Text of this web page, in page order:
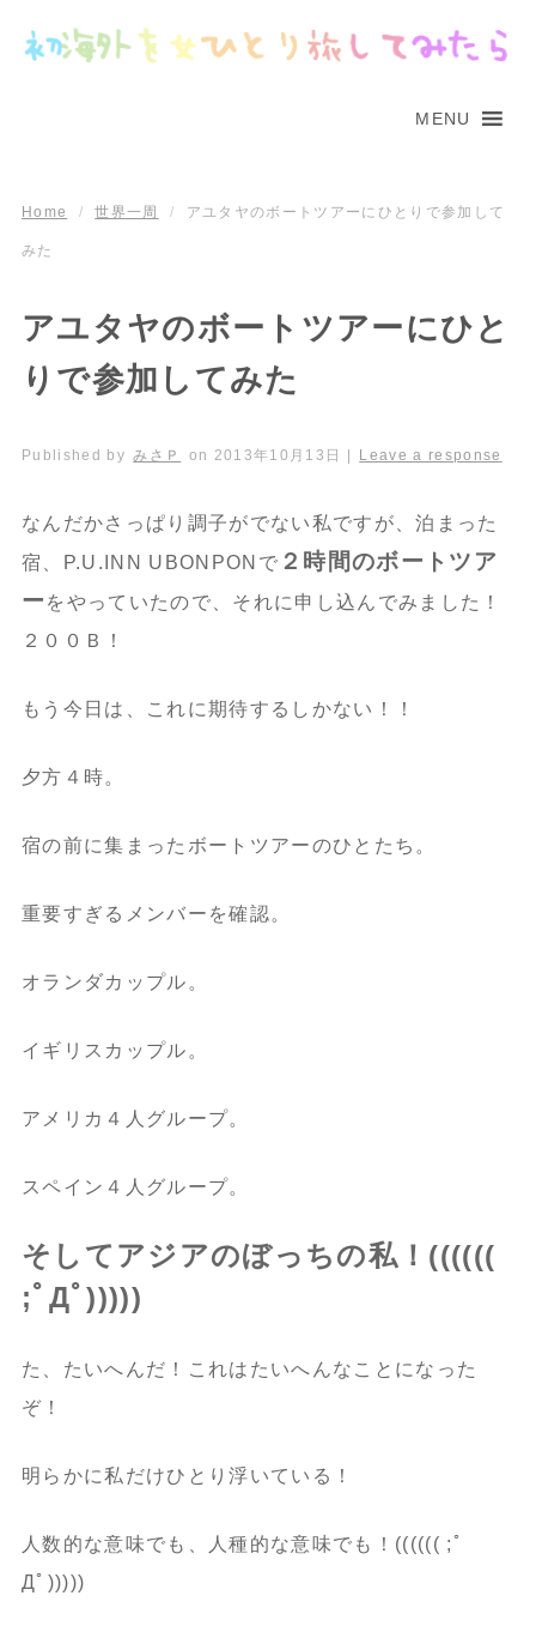
MENU
Home / 世界一周 / アユタヤのボートツアーにひとりで参加して
みた
アユタヤのボートツアーにひと
りで参加してみた
Published by みさＰ on 2013年10月13日 | Leave a response
なんだかさっぱり調子がでない私ですが、泊まった
宿、P.U.INN UBONPONで ２時間のボートツア
ー をやっていたので、それに申し込んでみました！
２００Ｂ！
もう今日は、これに期待するしかない！！
夕方４時。
宿の前に集まったボートツアーのひとたち。
重要すぎるメンバーを確認。
オランダカップル。
イギリスカップル。
アメリカ４人グループ。
スペイン４人グループ。
そしてアジアのぼっちの私！((((((
;ﾟДﾟ)))))
た、たいへんだ！これはたいへんなことになった
ぞ！
明らかに私だけひとり浮いている！
人数的な意味でも、人種的な意味でも！(((((( ;ﾟ
Дﾟ)))))